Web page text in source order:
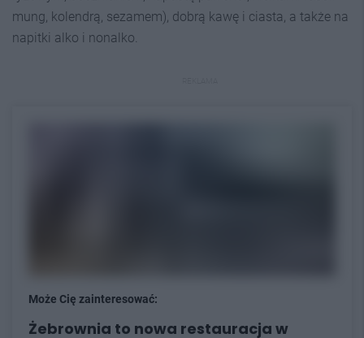
mung, kolendrą, sezamem), dobrą kawę i ciasta, a także na
napitki alko i nonalko.
Może Cię zainteresować:
Żebrownia to nowa restauracja w